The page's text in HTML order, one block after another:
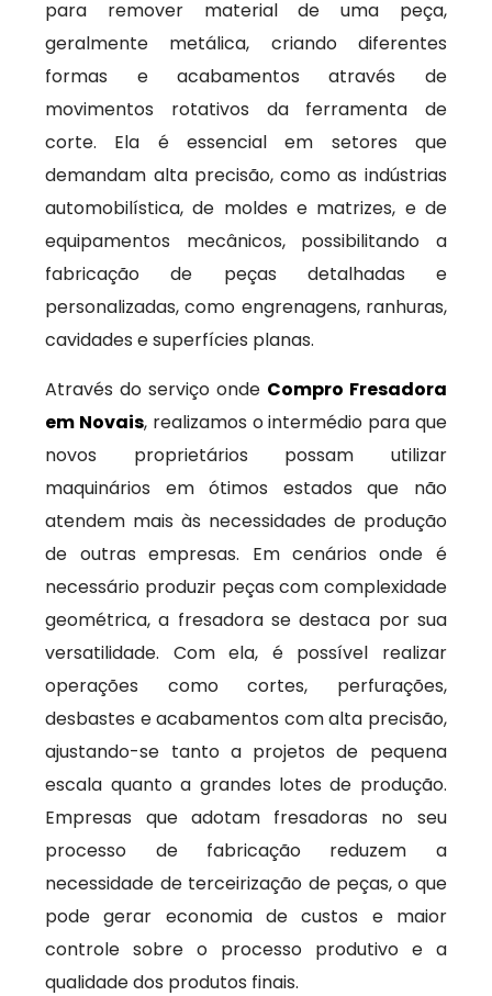
para remover material de uma peça,
geralmente metálica, criando diferentes
formas e acabamentos através de
movimentos rotativos da ferramenta de
corte. Ela é essencial em setores que
demandam alta precisão, como as indústrias
automobilística, de moldes e matrizes, e de
equipamentos mecânicos, possibilitando a
fabricação de peças detalhadas e
personalizadas, como engrenagens, ranhuras,
cavidades e superfícies planas.
Através do serviço onde Compro Fresadora
em Novais, realizamos o intermédio para que
novos proprietários possam utilizar
maquinários em ótimos estados que não
atendem mais às necessidades de produção
de outras empresas. Em cenários onde é
necessário produzir peças com complexidade
geométrica, a fresadora se destaca por sua
versatilidade. Com ela, é possível realizar
operações como cortes, perfurações,
desbastes e acabamentos com alta precisão,
ajustando-se tanto a projetos de pequena
escala quanto a grandes lotes de produção.
Empresas que adotam fresadoras no seu
processo de fabricação reduzem a
necessidade de terceirização de peças, o que
pode gerar economia de custos e maior
controle sobre o processo produtivo e a
qualidade dos produtos finais.